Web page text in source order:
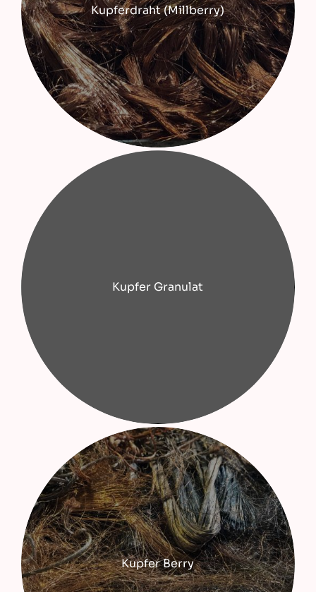
Kupferdraht (Millberry)
Kupfer Granulat
Kupfer Berry